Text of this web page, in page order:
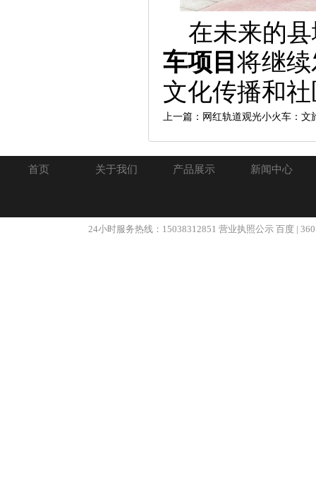
在未来的县
车项目 将继
文化传播和
上一篇：网红轨道观光小火车：文
首页 关于我们 产品展示 新闻中心
24小时服务热线：15038312851 营业执照公示 百度 | 360